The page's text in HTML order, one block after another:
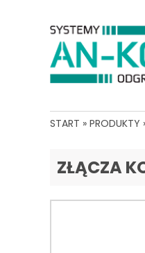
START » PRODUKTY
ZŁĄCZA